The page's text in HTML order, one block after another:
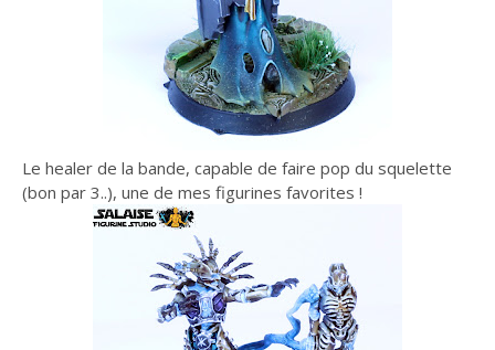
Le healer de la bande, capable de faire pop du squelette
(bon par 3..), une de mes figurines favorites !